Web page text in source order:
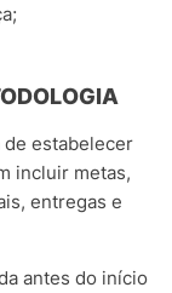
de estabelecer
incluir metas,
entregas e
antes do início